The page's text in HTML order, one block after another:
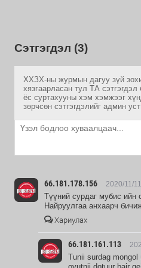
Сэтгэгдэл (3)
ХХЗХ-ны журмын дагуу зүй
хязгаарласан тул ТА
ёс суртахууны хэм хэмжээг
зөрчсөн сэтгэгдэлийг админ
66.181.178.156 2020/11/11
Түүний сурдаг мубис
Найруулгаа анхаарч
Хариулах
66.181.161.113
Tunii surdag